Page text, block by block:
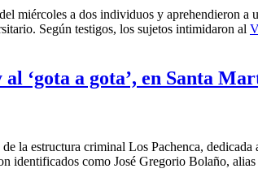
a dos individuos y aprehendieron a
Según testigos, los sujetos intimidaron al
‘gota a gota’, en Santa
la estructura criminal Los Pachenca,
identificados como José Gregorio Bolaño,